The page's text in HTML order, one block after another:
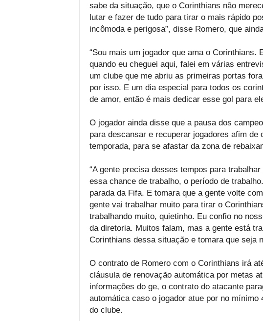
sabe da situação, que o Corinthians não
lutar e fazer de tudo para tirar o mais rápido
incômoda e perigosa”, disse Romero, que
“Sou mais um jogador que ama o Corinthians.
quando eu cheguei aqui, falei em várias
um clube que me abriu as primeiras portas
por isso. E um dia especial para todos os
de amor, então é mais dedicar esse gol para
O jogador ainda disse que a pausa dos
para descansar e recuperar jogadores afim de
temporada, para se afastar da zona de
“A gente precisa desses tempos para
essa chance de trabalho, o período de
parada da Fifa. E tomara que a gente volte
gente vai trabalhar muito para tirar o
trabalhando muito, quietinho. Eu confio no
da diretoria. Muitos falam, mas a gente está
Corinthians dessa situação e tomara que seja
O contrato de Romero com o Corinthians irá
cláusula de renovação automática por metas
informações do ge, o contrato do atacante
automática caso o jogador atue por no
do clube.